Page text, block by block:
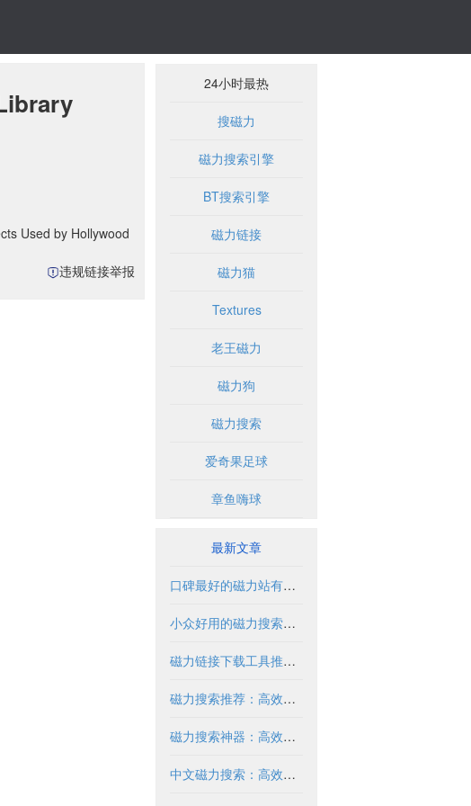
Used by Hollywood
违规链接举报
24小时最热
搜磁力
磁力搜索引擎
BT搜索引擎
磁力链接
磁力猫
Textures
老王磁力
磁力狗
磁力搜索
爱奇果足球
章鱼嗨球
最新文章
口碑最好的磁力站有哪些推荐？2024年全面解析
小众好用的磁力搜索推荐与解析
磁力链接下载工具推荐与使用指南
磁力搜索推荐：高效获取资源的实用指南
磁力搜索神器：高效获取资源的必备工具
中文磁力搜索：高效获取资源的合法方式